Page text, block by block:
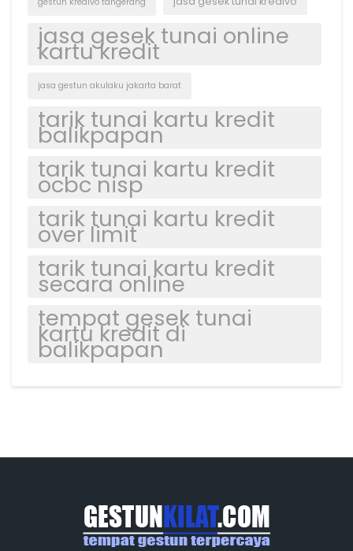
jasa gesek tunai online
kartu kredit
jasa gestun akulaku jakarta barat
tarik tunai kartu kredit
balikpapan
tarik tunai kartu kredit
ocbc nisp
tarik tunai kartu kredit
over limit
tarik tunai kartu kredit
secara online
tempat gesek tunai
kartu kredit di
balikpapan